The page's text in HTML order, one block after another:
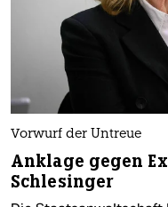
Vorwurf der Untreue
Anklage gegen
Schlesinger